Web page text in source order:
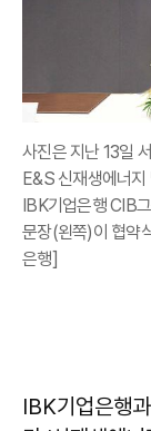
사진은 지난 13일
E&S 신재생에너지
IBK기업은행 CIB
문장(왼쪽)이 협약
은행]
IBK기업은행